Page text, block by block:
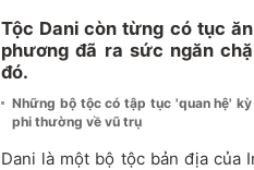
Tộc Dani còn từng có tục
phương đã ra sức ngăn
đó.
Những bộ tộc có tập tục 'quan hệ'
phi thường về vũ trụ
Dani là một bộ tộc bản địa của